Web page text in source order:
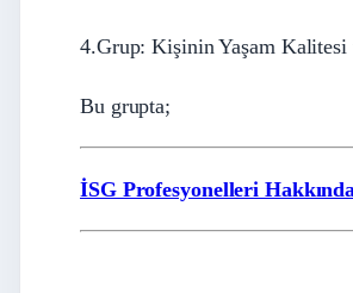
4.Grup: Kişinin Yaşam Kalitesi
Bu grupta;
İSG Profesyonelleri